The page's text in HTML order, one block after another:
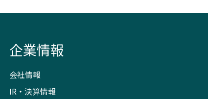
企業情報
会社情報
IR・決算情報